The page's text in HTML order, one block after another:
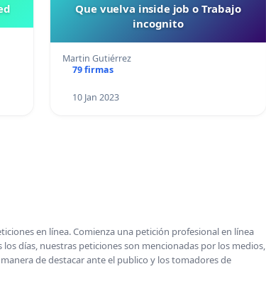
Que vuelva inside job o Trabajo
incognito
Martin Gutiérrez
79 firmas
10 Jan 2023
en línea. Comienza una petición profesional en línea
días, nuestras peticiones son mencionadas por los medios,
de destacar ante el publico y los tomadores de